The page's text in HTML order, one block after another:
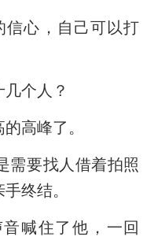
信心，自己可以打
个人？
高峰了。
需要找人借着拍照
终结。
喊住了他，一回